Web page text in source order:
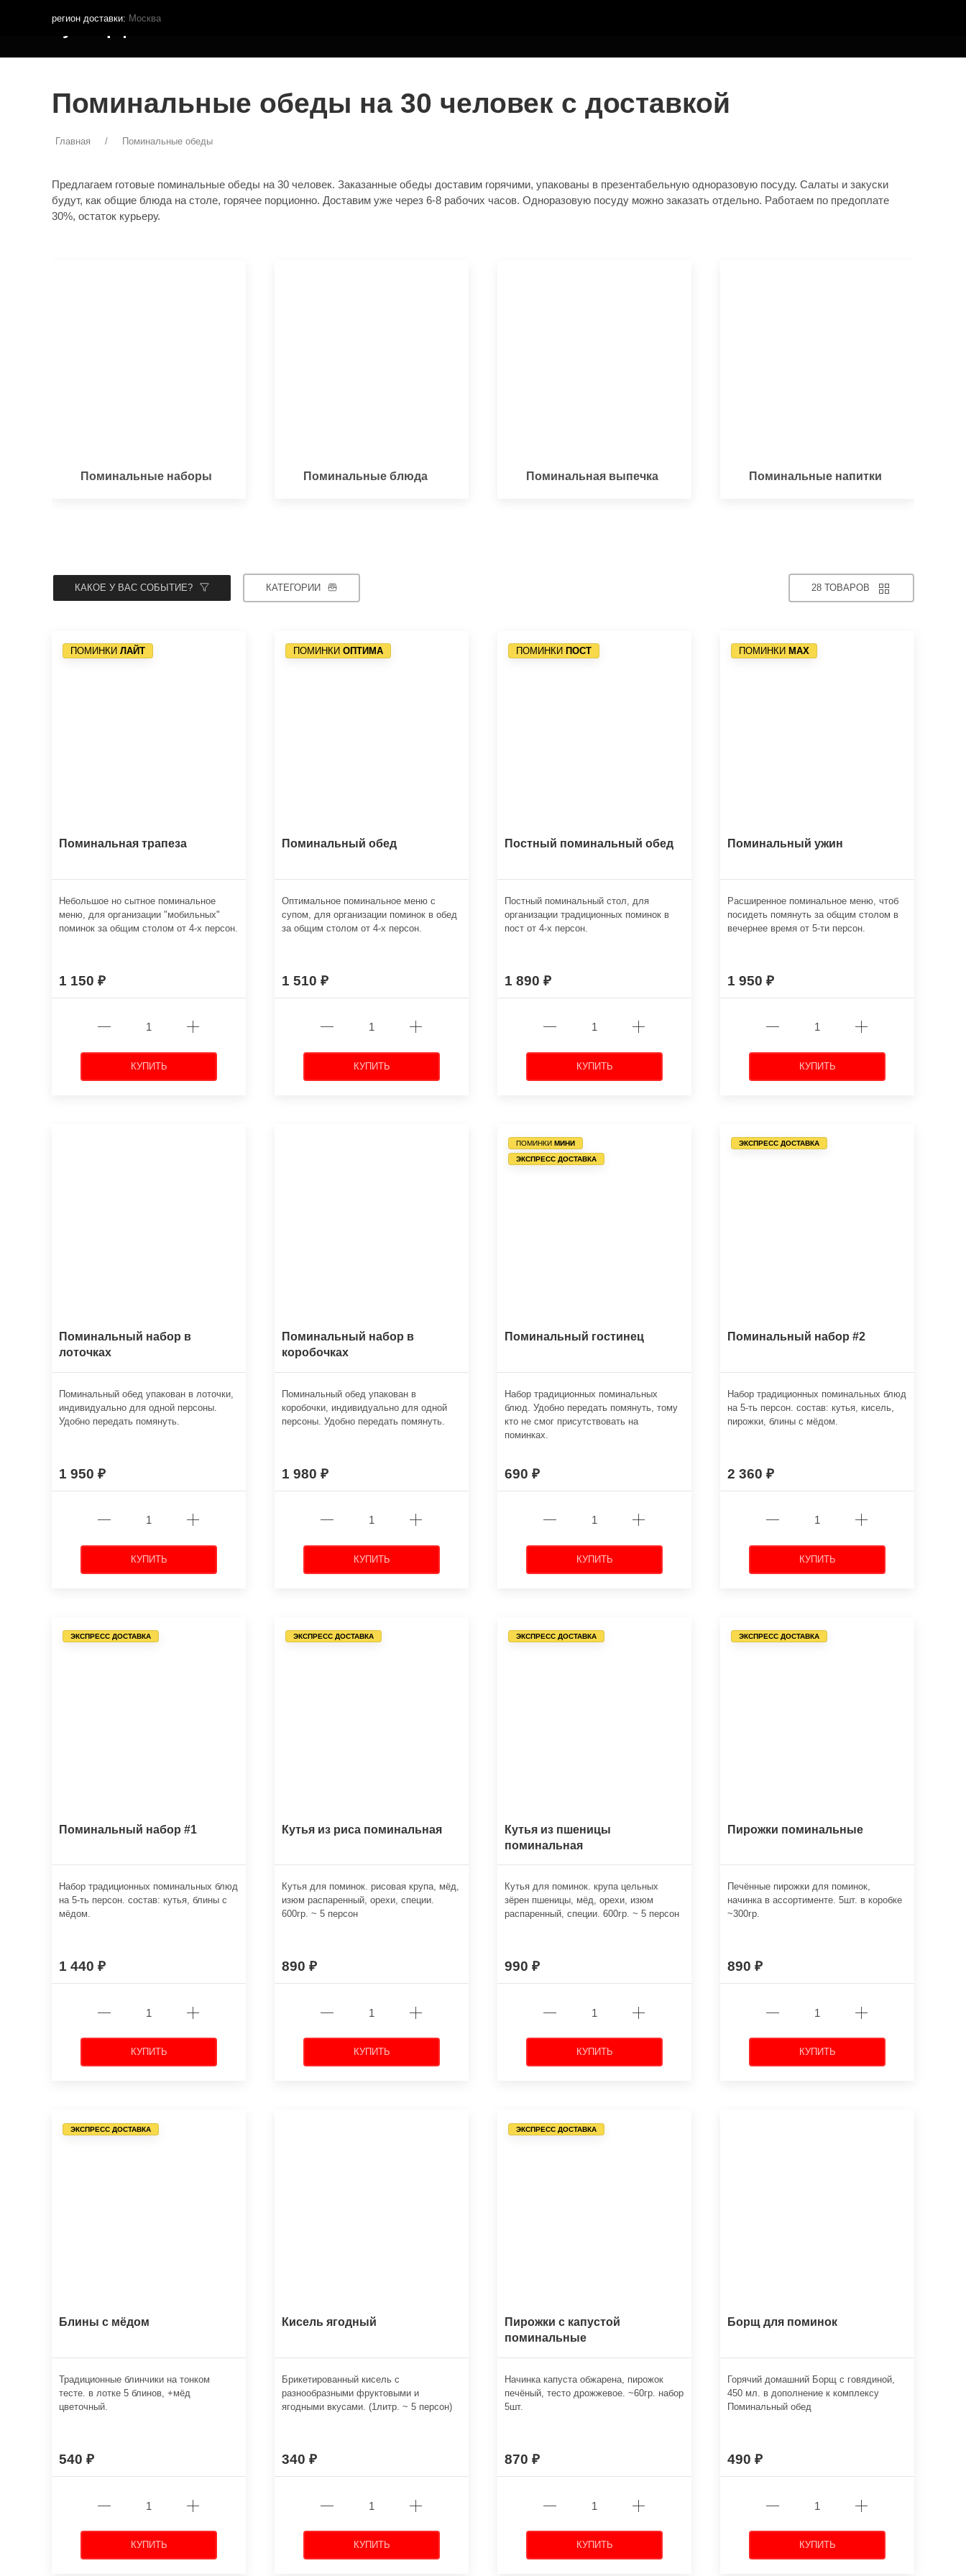
регион доставки: Москва
Кутья.рф
Поминальные обеды на 30 человек с доставкой
Главная Поминальные обеды
Предлагаем готовые поминальные обеды на 30 человек. Заказанные обеды доставим горячими, упакованы в презентабельную одноразовую посуду. Салаты и закуски
будут, как общие блюда на столе, горячее порционно. Доставим уже через 6-8 рабочих часов. Одноразовую посуду можно заказать отдельно. Работаем по предоплате
30%, остаток курьеру.
Поминальные наборы Поминальные блюда Поминальная выпечка Поминальные напитки
КАКОЕ У ВАС СОБЫТИЕ? КАТЕГОРИИ 28 ТОВАРОВ
ПОМИНКИ ЛАЙТ
Поминальная трапеза
Небольшое но сытное поминальное
меню, для организации "мобильных"
поминок за общим столом от 4-х персон.
1 150
КУПИТЬ
ПОМИНКИ ОПТИМА
Поминальный обед
Оптимальное поминальное меню с
супом, для организации поминок в обед
за общим столом от 4-х персон.
1 510
КУПИТЬ
ПОМИНКИ ПОСТ
Постный поминальный обед
Постный поминальный стол, для
организации традиционных поминок в
пост от 4-х персон.
1 890
КУПИТЬ
ПОМИНКИ МАХ
Поминальный ужин
Расширенное поминальное меню, чтоб
посидеть помянуть за общим столом в
вечернее время от 5-ти персон.
1 950
КУПИТЬ
Поминальный набор в
лоточках
Поминальный обед упакован в лоточки,
индивидуально для одной персоны.
Удобно передать помянуть.
1 950
КУПИТЬ
Поминальный набор в
коробочках
Поминальный обед упакован в
коробочки, индивидуально для одной
персоны. Удобно передать помянуть.
1 980
КУПИТЬ
ПОМИНКИ МИНИ
ЭКСПРЕСС ДОСТАВКА
Поминальный гостинец
Набор традиционных поминальных
блюд. Удобно передать помянуть, тому
кто не смог присутствовать на
поминках.
690
КУПИТЬ
ЭКСПРЕСС ДОСТАВКА
Поминальный набор #2
Набор традиционных поминальных блюд
на 5-ть персон. состав: кутья, кисель,
пирожки, блины с мёдом.
2 360
КУПИТЬ
ЭКСПРЕСС ДОСТАВКА
Поминальный набор #1
Набор традиционных поминальных блюд
на 5-ть персон. состав: кутья, блины с
мёдом.
1 440
КУПИТЬ
ЭКСПРЕСС ДОСТАВКА
Кутья из риса поминальная
Кутья для поминок. рисовая крупа, мёд,
изюм распаренный, орехи, специи.
600гр. ~ 5 персон
890
КУПИТЬ
ЭКСПРЕСС ДОСТАВКА
Кутья из пшеницы
поминальная
Кутья для поминок. крупа цельных
зёрен пшеницы, мёд, орехи, изюм
распаренный, специи. 600гр. ~ 5 персон
990
КУПИТЬ
ЭКСПРЕСС ДОСТАВКА
Пирожки поминальные
Печённые пирожки для поминок,
начинка в ассортименте. 5шт. в коробке
~300гр.
890
КУПИТЬ
ЭКСПРЕСС ДОСТАВКА
Блины с мёдом
Традиционные блинчики на тонком
тесте. в лотке 5 блинов, +мёд
цветочный.
540
КУПИТЬ
Кисель ягодный
Брикетированный кисель с
разнообразными фруктовыми и
ягодными вкусами. (1литр. ~ 5 персон)
340
КУПИТЬ
ЭКСПРЕСС ДОСТАВКА
Пирожки с капустой
поминальные
Начинка капуста обжарена, пирожок
печёный, тесто дрожжевое. ~60гр. набор
5шт.
870
КУПИТЬ
Борщ для поминок
Горячий домашний Борщ с говядиной,
450 мл. в дополнение к комплексу
Поминальный обед
490
КУПИТЬ